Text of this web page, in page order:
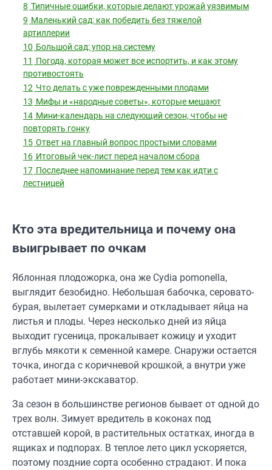
8 Типичные ошибки, которые делают урожай уязвимым
9 Маленький сад: как победить без тяжелой
артиллерии
10 Большой сад: упор на систему
11 Погода, которая может все испортить, и как этому
противостоять
12 Что делать с уже поврежденными плодами
13 Мифы и «народные советы», которые мешают
14 Мини-календарь на следующий сезон, чтобы не
повторять гонку
15 Ответ на главный вопрос простыми словами
16 Итоговый чек-лист перед началом сбора
17 Последнее напоминание перед тем как идти с
лестницей
Кто эта вредительница и почему она
выигрывает по очкам
Яблонная плодожорка, она же Cydia pomonella,
выглядит безобидно. Небольшая бабочка, серовато-
бурая, вылетает сумерками и откладывает яйца на
листья и плоды. Через несколько дней из яйца
выходит гусеница, прокалывает кожицу и уходит
вглубь мякоти к семенной камере. Снаружи остается
точка, иногда с коричневой крошкой, а внутри уже
работает мини-экскаватор.
За сезон в большинстве регионов бывает от одной до
трех волн. Зимует вредитель в коконах под
отставшей корой, в растительных остатках, иногда в
ящиках и подпорах. В теплое лето цикл ускоряется,
поэтому поздние сорта особенно страдают. И пока